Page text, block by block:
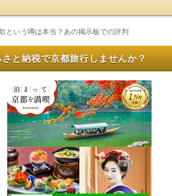
という噂は本当？あの掲示板での評判
さと納税で京都旅行しませんか？